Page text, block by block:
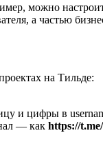
можно
а частью
на Тильде:
и цифры в
— как https://